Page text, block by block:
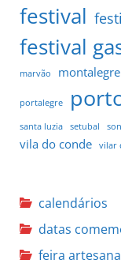
festival
festival
marvão
montalegre
portalegre
santa luzia setubal
vila do conde vilar
calendários
datas
feira